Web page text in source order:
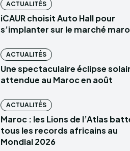
ACTUALITÉS
iCAUR choisit Auto Hall pour
s’implanter sur le marché
ACTUALITÉS
Une spectaculaire éclipse
attendue au Maroc en août
ACTUALITÉS
Maroc : les Lions de l’Atlas
tous les records africains au
Mondial 2026